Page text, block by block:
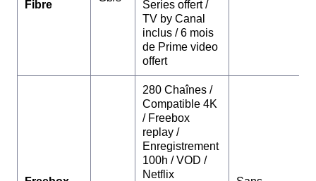
Fibre
Series offert /
TV by Canal
inclus / 6 mois
de Prime video
offert
280 Chaînes /
Compatible 4K
/ Freebox
replay /
Enregistrement
100h / VOD /
Netflix